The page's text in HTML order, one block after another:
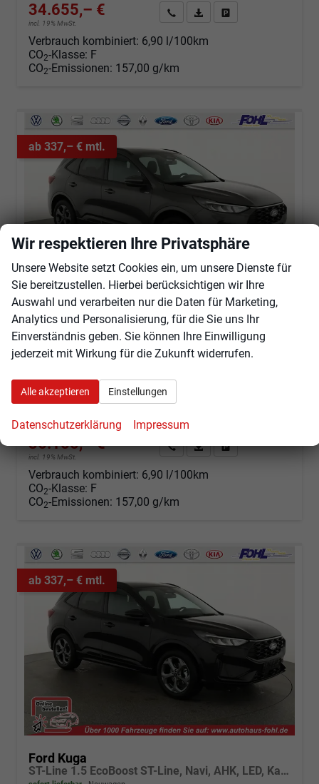
34.655,– €
incl. 19% MwSt.
Angebot anfordern
Fahrzeugexpose (PDF)
Verbrauch kombiniert: 6,90 l/100km
CO2-Klasse: F
CO2-Emissionen: 157,00 g/km
ab 337,– € mtl.
Ford Kuga
sofort lieferbar Neuwagen
Fahrzeugnr. 100925 Getriebe
Kraftstoff Benzin Außenfarbe
36.155,– €
incl. 19% MwSt.
Angebot anfordern
Fahrzeugexpose (PDF)
Fahrzeug parken
Verbrauch kombiniert: 6,90 l/100km
CO2-Klasse: F
CO2-Emissionen: 157,00 g/km
ab 337,– € mtl.
Ford Kuga
ST-Line 1.5 EcoBoost ST-Line, Navi, AHK, LED, Kamera, Winter, FS beheizbar, 5 J.-Garantie
Wir respektieren Ihre Privatsphäre
Unsere Website setzt Cookies ein, um unsere Dienste für
Sie bereitzustellen. Hierbei berücksichtigen wir Ihre
Auswahl und verarbeiten nur die Daten für Marketing,
Analytics und Personalisierung, für die Sie uns Ihr
Einverständnis geben. Sie können Ihre Einwilligung
jederzeit mit Wirkung für die Zukunft widerrufen.
Alle akzeptieren Einstellungen
Datenschutzerklärung Impressum